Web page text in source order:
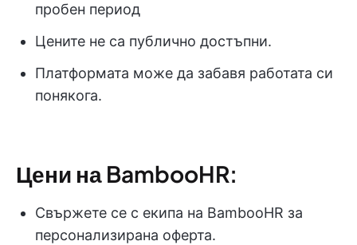
пробен период
Цените не са публично достъпни.
Платформата може да забавя работата си
понякога.
Цени на BambooHR:
Свържете се с екипа на BambooHR за
персонализирана оферта.